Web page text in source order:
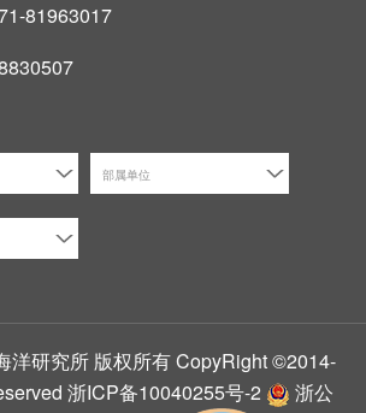
81963017
部属单位
洋研究所 版权所有 CopyRight ©2014-
浙ICP备10040255号-2 浙公